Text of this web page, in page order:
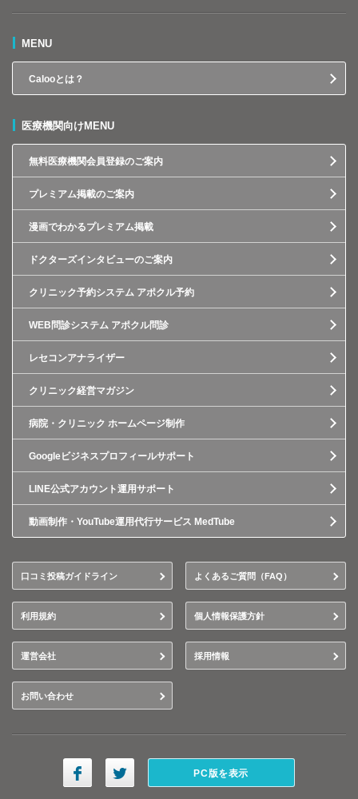
MENU
Calooとは？
医療機関向けMENU
無料医療機関会員登録のご案内
プレミアム掲載のご案内
漫画でわかるプレミアム掲載
ドクターズインタビューのご案内
クリニック予約システム アポクル予約
WEB問診システム アポクル問診
レセコンアナライザー
クリニック経営マガジン
病院・クリニック ホームページ制作
Googleビジネスプロフィールサポート
LINE公式アカウント運用サポート
動画制作・YouTube運用代行サービス MedTube
口コミ投稿ガイドライン よくあるご質問（FAQ）
利用規約 個人情報保護方針
運営会社 採用情報
お問い合わせ
PC版を表示